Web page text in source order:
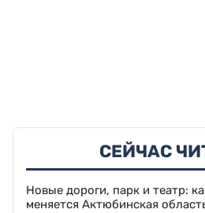
СЕЙЧАС
Новые дороги, парк и театр:
меняется Актюбинская